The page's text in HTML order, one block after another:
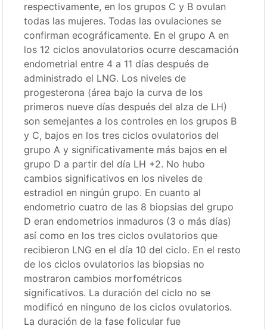
respectivamente, en los grupos C y B ovulan
todas las mujeres. Todas las ovulaciones se
confirman ecográficamente. En el grupo A en
los 12 ciclos anovulatorios ocurre descamación
endometrial entre 4 a 11 días después de
administrado el LNG. Los niveles de
progesterona (área bajo la curva de los
primeros nueve días después del alza de LH)
son semejantes a los controles en los grupos B
y C, bajos en los tres ciclos ovulatorios del
grupo A y significativamente más bajos en el
grupo D a partir del día LH +2. No hubo
cambios significativos en los niveles de
estradiol en ningún grupo. En cuanto al
endometrio cuatro de las 8 biopsias del grupo
D eran endometrios inmaduros (3 o más días)
así como en los tres ciclos ovulatorios que
recibieron LNG en el día 10 del ciclo. En el resto
de los ciclos ovulatorios las biopsias no
mostraron cambios morfométricos
significativos. La duración del ciclo no se
modificó en ninguno de los ciclos ovulatorios.
La duración de la fase folicular fue